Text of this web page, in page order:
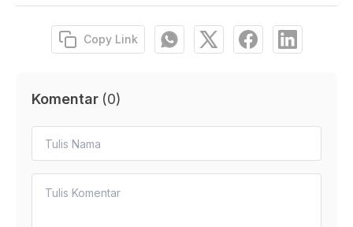
Copy Link
Komentar (0)